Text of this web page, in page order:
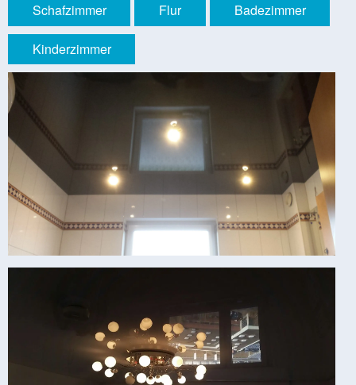
Schafzimmer Flur Badezimmer
Kinderzimmer